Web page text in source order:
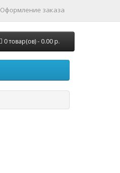
Оформление заказа
0 товар(ов) - 0.00 р.